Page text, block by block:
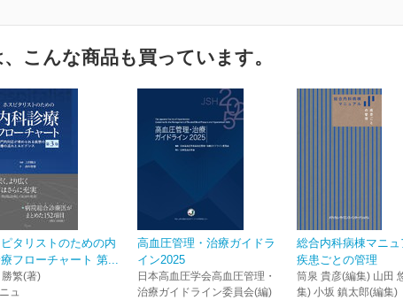
こんな商品も買っています。
タリストのための内
フローチャート 第...
繁(著)
ュ
高血圧管理・治療ガイドラ
イン2025
日本高血圧学会高血圧管理・
治療ガイドライン委員会(編)
総合内科病棟マニ
疾患ごとの管理
筒泉 貴彦(編集) 山田
集) 小坂 鎮太郎(編集)